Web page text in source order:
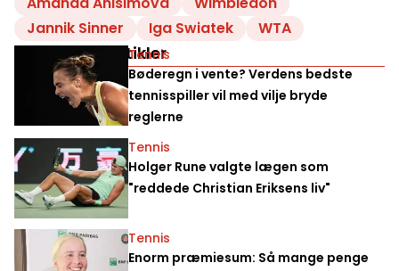
Jannik Sinner
Iga Swiatek WTA
Relaterede artikler
Tennis
Bøderegn i vente? Verdens bedste
tennisspiller vil med vilje bryde
reglerne
Tennis
Holger Rune valgte lægen som
"reddede Christian Eriksens liv"
Tennis
Enorm præmiesum: Så mange penge